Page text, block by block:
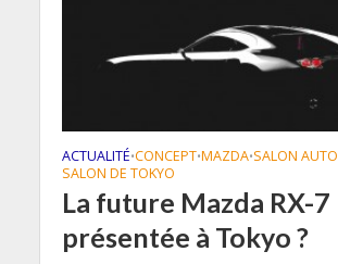
ACTUALITÉ•CONCEPT•MAZDA•SALON AUTO
SALON DE TOKYO
La future Mazda RX-7
présentée à Tokyo ?